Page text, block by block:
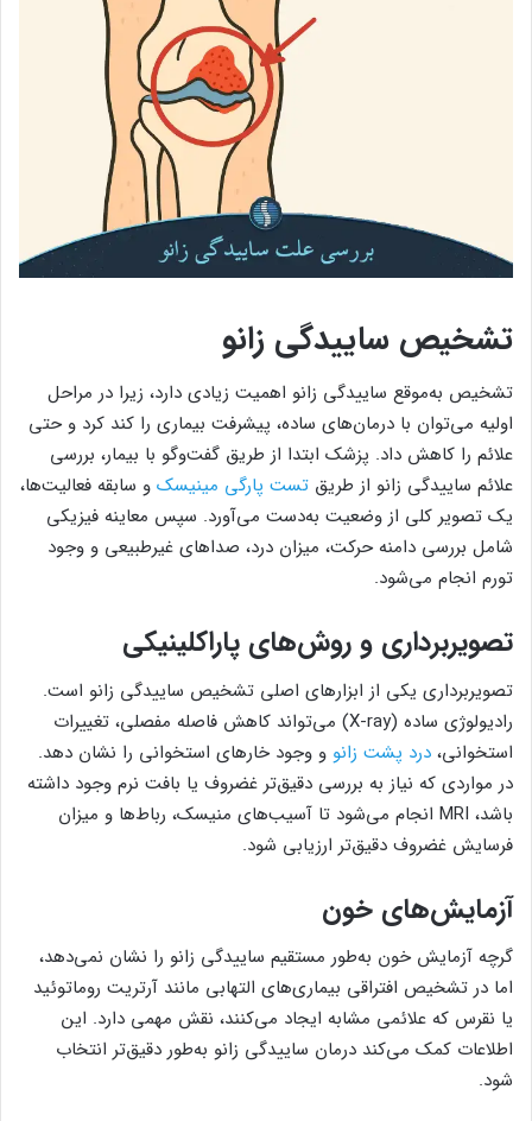
تشخیص ساییدگی زانو
تشخیص به‌موقع ساییدگی زانو اهمیت زیادی دارد، زیرا در مراحل
اولیه می‌توان با درمان‌های ساده، پیشرفت بیماری را کند کرد و حتی
علائم را کاهش داد. پزشک ابتدا از طریق گفت‌وگو با بیمار، بررسی
علائم ساییدگی زانو از طریق تست پارگی مینیسک و سابقه فعالیت‌ها،
یک تصویر کلی از وضعیت به‌دست می‌آورد. سپس معاینه فیزیکی
شامل بررسی دامنه حرکت، میزان درد، صداهای غیرطبیعی و وجود
تورم انجام می‌شود.
تصویربرداری و روش‌های پاراکلینیکی
تصویربرداری یکی از ابزارهای اصلی تشخیص ساییدگی زانو است.
رادیولوژی ساده (X-ray) می‌تواند کاهش فاصله مفصلی، تغییرات
استخوانی، درد پشت زانو و وجود خارهای استخوانی را نشان دهد.
در مواردی که نیاز به بررسی دقیق‌تر غضروف یا بافت نرم وجود داشته
باشد، MRI انجام می‌شود تا آسیب‌های منیسک، رباط‌ها و میزان
فرسایش غضروف دقیق‌تر ارزیابی شود.
آزمایش‌های خون
گرچه آزمایش خون به‌طور مستقیم ساییدگی زانو را نشان نمی‌دهد،
اما در تشخیص افتراقی بیماری‌های التهابی مانند آرتریت روماتوئید
یا نقرس که علائمی مشابه ایجاد می‌کنند، نقش مهمی دارد. این
اطلاعات کمک می‌کند درمان ساییدگی زانو به‌طور دقیق‌تر انتخاب
شود.